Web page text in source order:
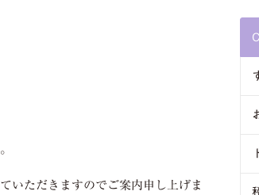
。
いただきますのでご案内申し上げま